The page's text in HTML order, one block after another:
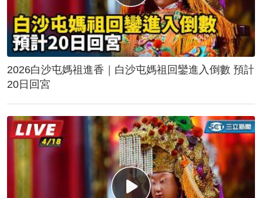
2026白沙屯媽祖進香｜白沙屯媽祖回鑾進入倒數 預計
20日回宮